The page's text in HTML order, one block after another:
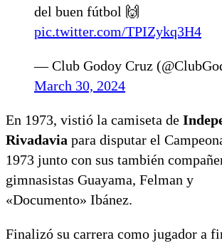
del buen fútbol 🙌
pic.twitter.com/TPIZykq3H4
— Club Godoy Cruz
March 30, 2024
En 1973, vistió la camiseta de
Rivadavia para disputar el
1973 junto con sus también
gimnasistas Guayama, Felman y
«Documento» Ibánez.
Finalizó su carrera como jugador a